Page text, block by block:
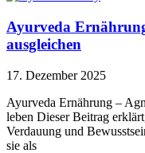
Ayurveda
ausgleichen
17. Dezember 2025
Ayurveda Ernährung –
leben Dieser Beitrag
Verdauung und
sie als